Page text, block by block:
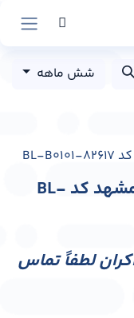
شش ماهه
بیلبورد میدان فردوسی شهر مشهد کد BL-
لطفاً تماس